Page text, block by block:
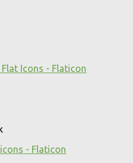
Icons - Flaticon
- Flaticon